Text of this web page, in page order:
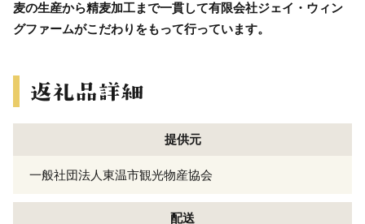
麦の生産から精麦加工まで一貫して有限会社ジェイ・ウィン
グファームがこだわりをもって行っています。
提供元
一般社団法人東温市観光物産協会
配送